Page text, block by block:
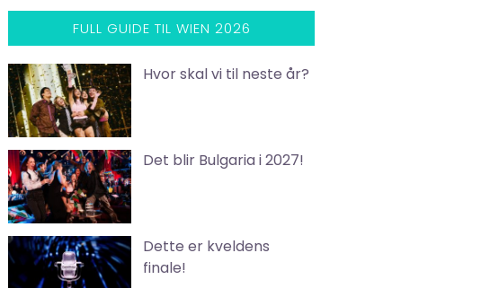
FULL GUIDE TIL WIEN 2026
Hvor skal vi til neste år?
Det blir Bulgaria i 2027!
Dette er kveldens
finale!